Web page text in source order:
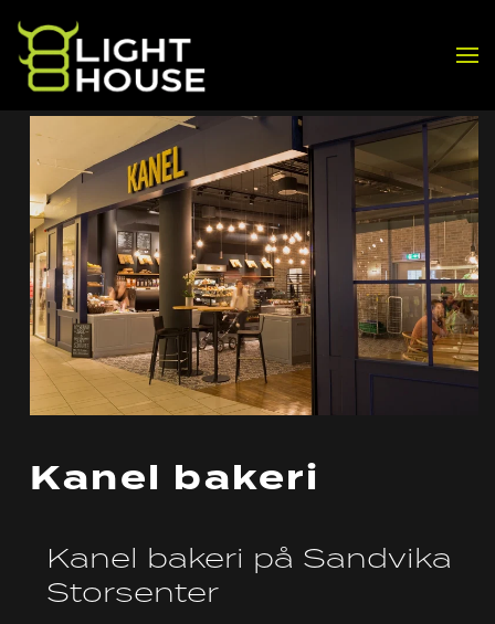
Skip to main content
Kanel bakeri
Kanel bakeri på Sandvika
Storsenter